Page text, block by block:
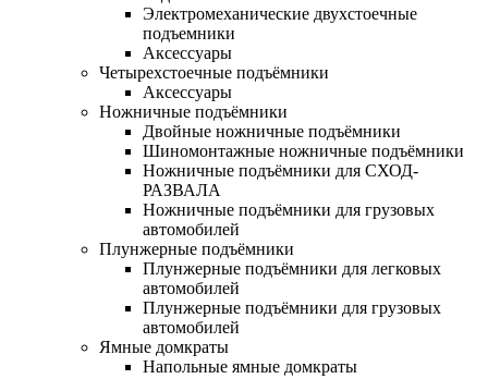
Электромеханические двухстоечные
подъемники
Аксессуары
Четырехстоечные подъёмники
Аксессуары
Ножничные подъёмники
Двойные ножничные подъёмники
Шиномонтажные ножничные подъёмники
Ножничные подъёмники для СХОД-
РАЗВАЛА
Ножничные подъёмники для грузовых
автомобилей
Плунжерные подъёмники
Плунжерные подъёмники для легковых
автомобилей
Плунжерные подъёмники для грузовых
автомобилей
Ямные домкраты
Напольные ямные домкраты